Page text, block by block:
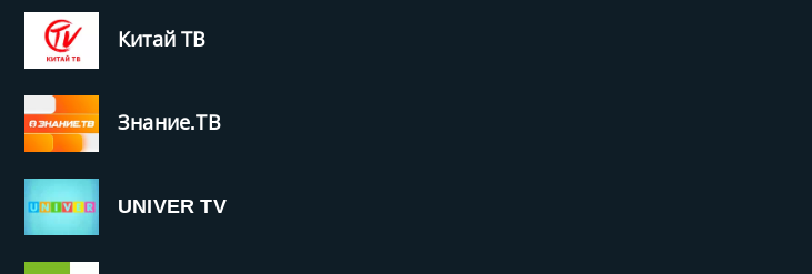
Китай ТВ
Знание.ТВ
UNIVER TV